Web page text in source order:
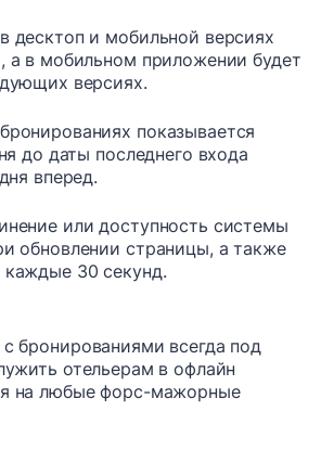
десктоп и мобильной версиях
а в мобильном приложении будет
версиях.
показывается
до даты последнего входа
вперед.
или доступность системы
обновлении страницы, а также
каждые 30 секунд.
бронированиями всегда под
отельерам в офлайн
на любые форс-мажорные